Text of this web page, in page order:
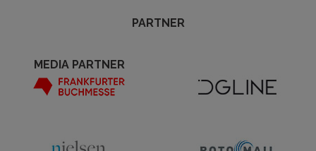
PARTNER
MEDIA PARTNER